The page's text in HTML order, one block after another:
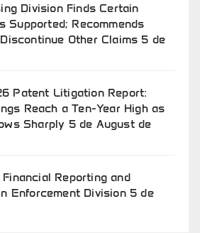
Division Finds Certain
Supported; Recommends
Other Claims 5 de
Patent Litigation Report:
Reach a Ten-Year High as
Sharply 5 de August de
Reporting and
Enforcement Division 5 de